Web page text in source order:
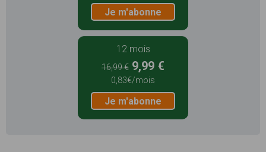
Je m'abonne
12 mois
16,99 € 9,99 €
0,83€/mois
Je m'abonne